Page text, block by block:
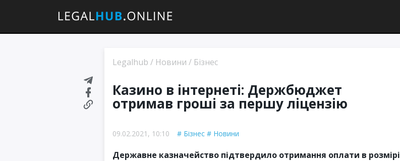
Legalhub / Новини / Бізнес
09.02.2021, 10:10 Бізнес Новини
Казино в інтернеті: Держбюджет
отримав гроші за першу ліцензію
Державне казначейство підтвердило отримання оплати в розмірі